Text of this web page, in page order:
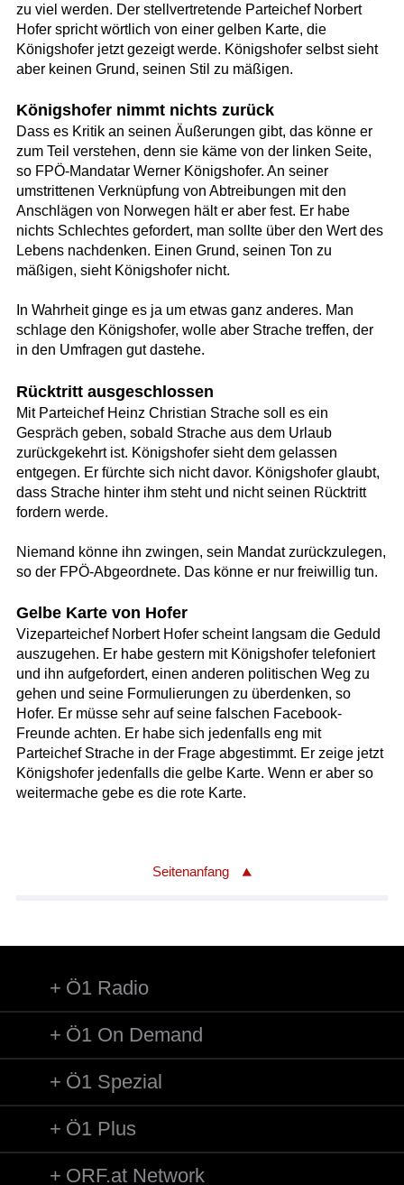
zu viel werden. Der stellvertretende Parteichef Norbert
Hofer spricht wörtlich von einer gelben Karte, die
Königshofer jetzt gezeigt werde. Königshofer selbst sieht
aber keinen Grund, seinen Stil zu mäßigen.
Königshofer nimmt nichts zurück
Dass es Kritik an seinen Äußerungen gibt, das könne er
zum Teil verstehen, denn sie käme von der linken Seite,
so FPÖ-Mandatar Werner Königshofer. An seiner
umstrittenen Verknüpfung von Abtreibungen mit den
Anschlägen von Norwegen hält er aber fest. Er habe
nichts Schlechtes gefordert, man sollte über den Wert des
Lebens nachdenken. Einen Grund, seinen Ton zu
mäßigen, sieht Königshofer nicht.
In Wahrheit ginge es ja um etwas ganz anderes. Man
schlage den Königshofer, wolle aber Strache treffen, der
in den Umfragen gut dastehe.
Rücktritt ausgeschlossen
Mit Parteichef Heinz Christian Strache soll es ein
Gespräch geben, sobald Strache aus dem Urlaub
zurückgekehrt ist. Königshofer sieht dem gelassen
entgegen. Er fürchte sich nicht davor. Königshofer glaubt,
dass Strache hinter ihm steht und nicht seinen Rücktritt
fordern werde.
Niemand könne ihn zwingen, sein Mandat zurückzulegen,
so der FPÖ-Abgeordnete. Das könne er nur freiwillig tun.
Gelbe Karte von Hofer
Vizeparteichef Norbert Hofer scheint langsam die Geduld
auszugehen. Er habe gestern mit Königshofer telefoniert
und ihn aufgefordert, einen anderen politischen Weg zu
gehen und seine Formulierungen zu überdenken, so
Hofer. Er müsse sehr auf seine falschen Facebook-
Freunde achten. Er habe sich jedenfalls eng mit
Parteichef Strache in der Frage abgestimmt. Er zeige jetzt
Königshofer jedenfalls die gelbe Karte. Wenn er aber so
weitermache gebe es die rote Karte.
Seitenanfang
Ö1 Radio
Ö1 On Demand
Ö1 Spezial
Ö1 Plus
ORF.at Network